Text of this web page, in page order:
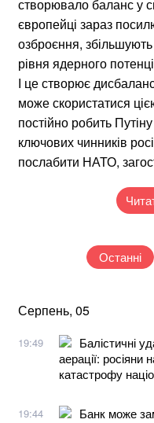
створювало баланс у
європейці зараз
озброєння,
рівня ядерного
І це створює
може скористатися
постійно робить
ключових чинників
послабити НАТО,
Останні
Серпень, 05
19:49
Балістичні
аерації: росіяни
катастрофу
19:44
Банк може